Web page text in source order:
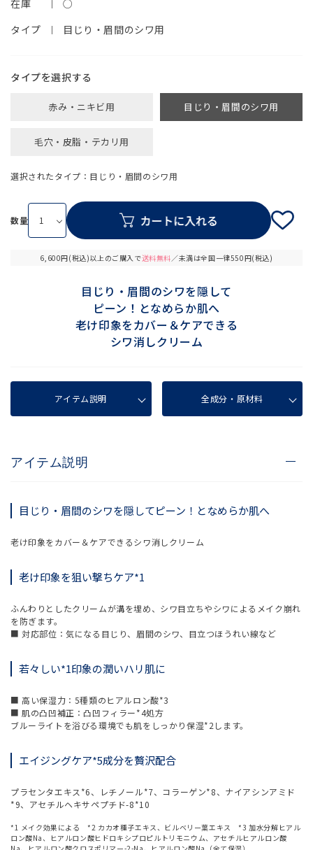
6,600円(税込)以上のご購入で送料無料／未満は全国一律550円(税込)
タイプ 目じり・眉間のシワ用
在庫 ○
タイプ
赤み・ニキビ用 目じり・眉間のシワ用
毛穴・皮脂・テカリ用
選択されたタイプ：目じり・眉間のシワ用
数量
目じり・眉間のシワを隠して
ピーン！となめらか肌へ
老け印象をカバー＆ケアできる
シワ消しクリーム
アイテム説明 全成分・原材料
アイテム説明
目じり・眉間のシワを隠してピーン！となめらか肌へ
老け印象をカバー＆ケアできるシワ消しクリーム
老け印象を狙い撃ちケア*1
ふんわりとしたクリームが溝を埋め、シワ目立ちやシワによるメイク崩れ
を防ぎます。
■ 対応部位：気になる目じり、眉間のシワ、目立つほうれい線など
若々しい*1印象の潤いハリ肌に
■ 高い保湿力：5種類のヒアルロン酸*3
■ 肌の凸凹補正：凸凹フィラー*4処方
ブルーライトを浴びる環境でも肌をしっかり保湿*2します。
エイジングケア*5成分を贅沢配合
プラセンタエキス*6、レチノール*7、コラーゲン*8、ナイアシンアミド
*9、アセチルヘキサペプチド-8*10
*1 メイク効果による *2 カカオ種子エキス、ビルベリー葉エキス *3 加水分解ヒアル
ロン酸Na、ヒアルロン酸ヒドロキシプロピルトリモニウム、アセチルヒアルロン酸